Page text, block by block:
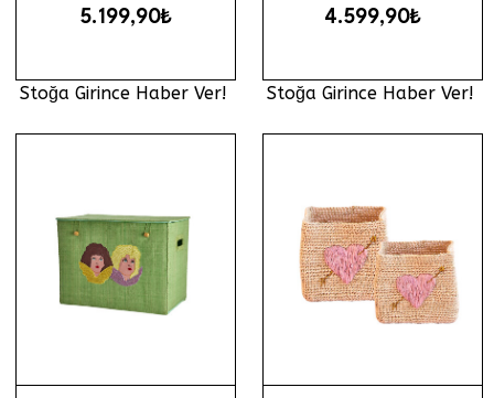
5.199,90₺
Stoğa Girince Haber Ver!
4.599,90₺
Stoğa Girince Haber Ver!